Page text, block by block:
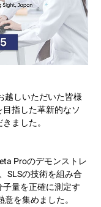
越しいただいた皆様
指した革新的なソ
ました。
Proのデモンストレ
SLSの技術を組み合
量を正確に測定す
を集めました。